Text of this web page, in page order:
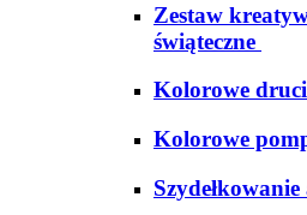
Zestaw
świąteczne
Kolorowe
Kolorowe